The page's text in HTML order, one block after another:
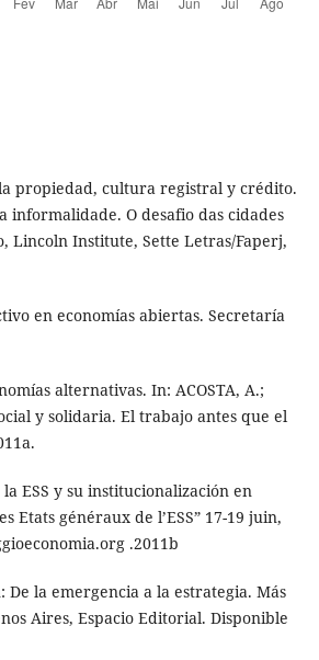
la propiedad, cultura registral y crédito.
informalidade. O desafio das cidades
Lincoln Institute, Sette Letras/Faperj,
en economías abiertas. Secretaría
alternativas. In: ACOSTA, A.;
y solidaria. El trabajo antes que el
la ESS y su institucionalización en
généraux de l’ESS” 17-19 juin,
.2011b
De la emergencia a la estrategia. Más
Aires, Espacio Editorial. Disponible